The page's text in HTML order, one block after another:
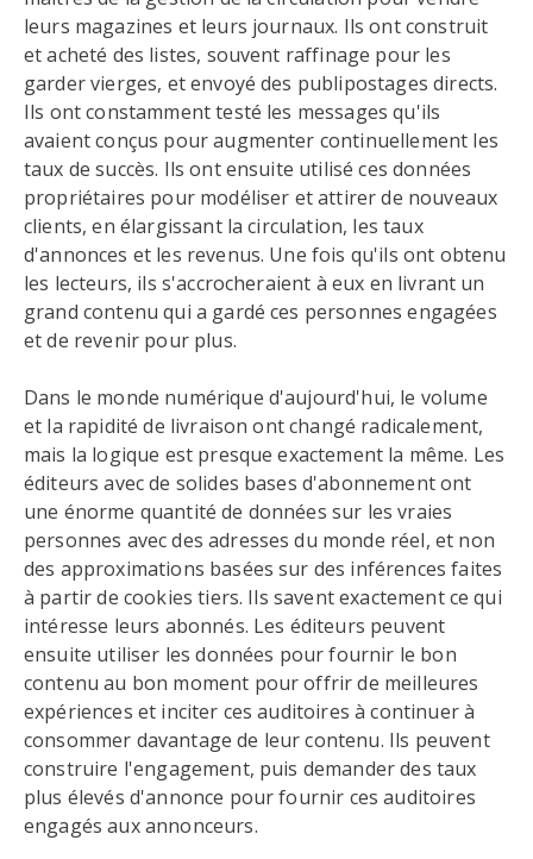
leurs magazines et leurs journaux. Ils ont construit
et acheté des listes, souvent raffinage pour les
garder vierges, et envoyé des publipostages directs.
Ils ont constamment testé les messages qu'ils
avaient conçus pour augmenter continuellement les
taux de succès. Ils ont ensuite utilisé ces données
propriétaires pour modéliser et attirer de nouveaux
clients, en élargissant la circulation, les taux
d'annonces et les revenus. Une fois qu'ils ont obtenu
les lecteurs, ils s'accrocheraient à eux en livrant un
grand contenu qui a gardé ces personnes engagées
et de revenir pour plus.
Dans le monde numérique d'aujourd'hui, le volume
et la rapidité de livraison ont changé radicalement,
mais la logique est presque exactement la même. Les
éditeurs avec de solides bases d'abonnement ont
une énorme quantité de données sur les vraies
personnes avec des adresses du monde réel, et non
des approximations basées sur des inférences faites
à partir de cookies tiers. Ils savent exactement ce qui
intéresse leurs abonnés. Les éditeurs peuvent
ensuite utiliser les données pour fournir le bon
contenu au bon moment pour offrir de meilleures
expériences et inciter ces auditoires à continuer à
consommer davantage de leur contenu. Ils peuvent
construire l'engagement, puis demander des taux
plus élevés d'annonce pour fournir ces auditoires
engagés aux annonceurs.